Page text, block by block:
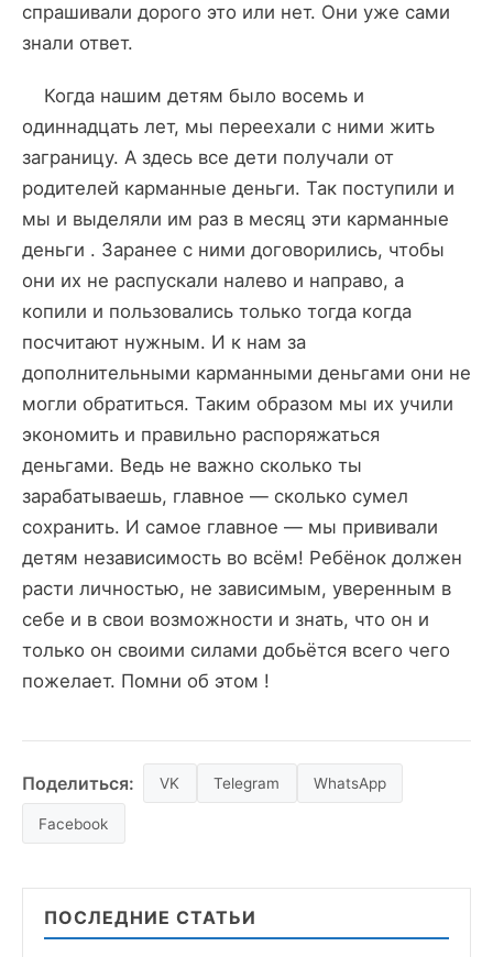
спрашивали дорого это или нет. Они уже сами
знали ответ.
Когда нашим детям было восемь и
одиннадцать лет, мы переехали с ними жить
заграницу. А здесь все дети получали от
родителей карманные деньги. Так поступили и
мы и выделяли им раз в месяц эти карманные
деньги . Заранее с ними договорились, чтобы
они их не распускали налево и направо, а
копили и пользовались только тогда когда
посчитают нужным. И к нам за
дополнительными карманными деньгами они не
могли обратиться. Таким образом мы их учили
экономить и правильно распоряжаться
деньгами. Ведь не важно сколько ты
зарабатываешь, главное — сколько сумел
сохранить. И самое главное — мы прививали
детям независимость во всём! Ребёнок должен
расти личностью, не зависимым, уверенным в
себе и в свои возможности и знать, что он и
только он своими силами добьётся всего чего
пожелает. Помни об этом !
Поделиться: VK Telegram WhatsApp
Facebook
ПОСЛЕДНИЕ СТАТЬИ